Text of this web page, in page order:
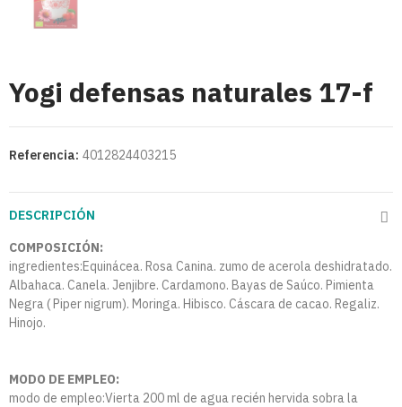
Yogi defensas naturales 17-f
Referencia: 4012824403215
DESCRIPCIÓN
COMPOSICIÓN:
ingredientes:Equinácea. Rosa Canina. zumo de acerola deshidratado.
Albahaca. Canela. Jenjibre. Cardamono. Bayas de Saúco. Pimienta
Negra ( Piper nigrum). Moringa. Hibisco. Cáscara de cacao. Regaliz.
Hinojo.
MODO DE EMPLEO:
modo de empleo:Vierta 200 ml de agua recién hervida sobra la